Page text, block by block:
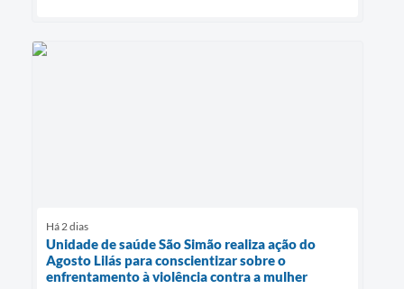
Há 2 dias
Unidade de saúde São Simão realiza ação do
Agosto Lilás para conscientizar sobre o
enfrentamento à violência contra a mulher